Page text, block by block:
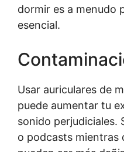
dormir es a menudo
esencial.
Usar auriculares de
puede aumentar tu
sonido perjudiciales.
o podcasts mientras